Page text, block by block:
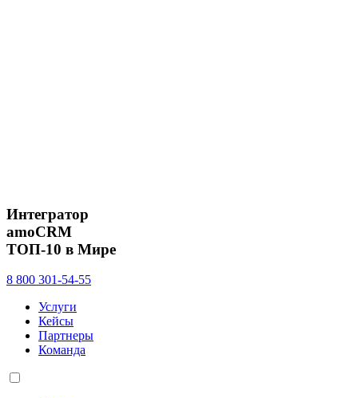
Интегратор
amoCRM
ТОП-10 в Мире
8 800 301-54-55
Услуги
Кейсы
Партнеры
Команда